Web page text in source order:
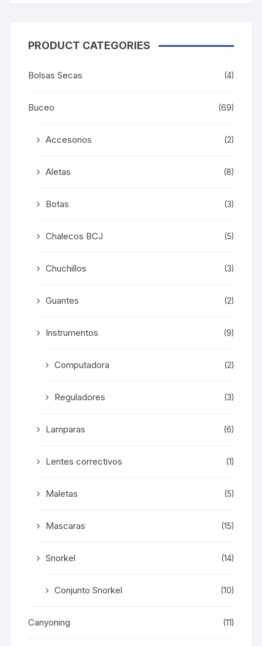
de
PRODUCT CATEGORIES
Bolsas Secas (4)
Buceo (69)
Accesorios (2)
Aletas (8)
Botas (3)
Chalecos BCJ (5)
Chuchillos (3)
Guantes (2)
Instrumentos (9)
Computadora (2)
Reguladores (3)
Lamparas (6)
Lentes correctivos (1)
Maletas (5)
Mascaras (15)
Snorkel (14)
Conjunto Snorkel (10)
Canyoning (11)